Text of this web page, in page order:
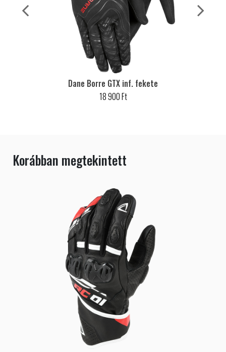
Dane Borre GTX inf. fekete
18 900 Ft
Korábban megtekintett